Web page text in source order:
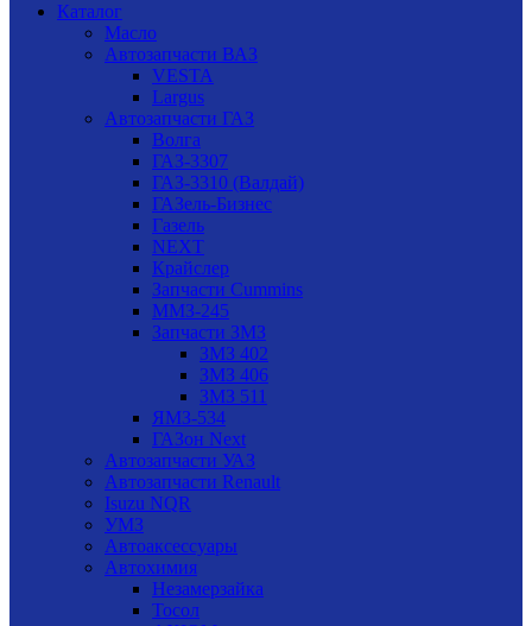
Каталог
Масло
Автозапчасти ВАЗ
VESTA
Largus
Автозапчасти ГАЗ
Волга
ГАЗ-3307
ГАЗ-3310 (Валдай)
ГАЗель-Бизнес
Газель
NEXT
Крайслер
Запчасти Cummins
ММЗ-245
Запчасти ЗМЗ
ЗМЗ 402
ЗМЗ 406
ЗМЗ 511
ЯМЗ-534
ГАЗон Next
Автозапчасти УАЗ
Автозапчасти Renault
Isuzu NQR
УМЗ
Автоаксессуары
Автохимия
Незамерзайка
Тосол